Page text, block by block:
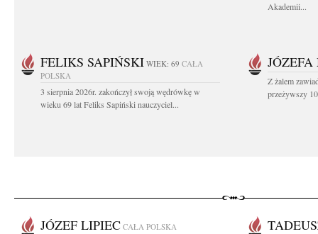
Akademii...
FELIKS SAPIŃSKI WIEK: 69 CAŁA
POLSKA
3 sierpnia 2026r. zakończył swoją wędrówkę w
wieku 69 lat Feliks Sapiński nauczyciel...
Z żalem
przeżywszy
JÓZEF LIPIEC CAŁA POLSKA